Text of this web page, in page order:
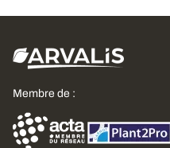
Membre de :